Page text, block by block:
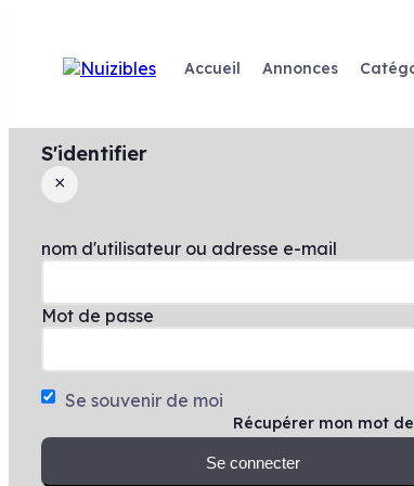
content
Accueil Annonces
S'identifier
×
nom d'utilisateur ou adresse e-mail
Mot de passe
Se souvenir de moi
Récupérer mon mot
Se connecter